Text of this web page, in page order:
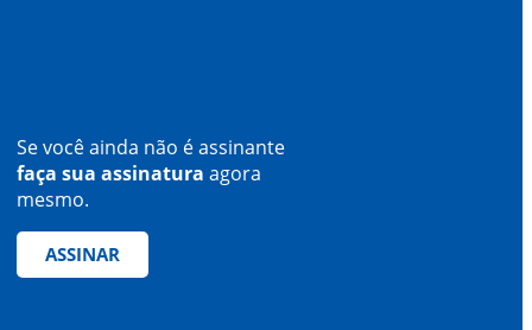
Se você ainda não é assinante
faça sua assinatura agora
mesmo.
ASSINAR